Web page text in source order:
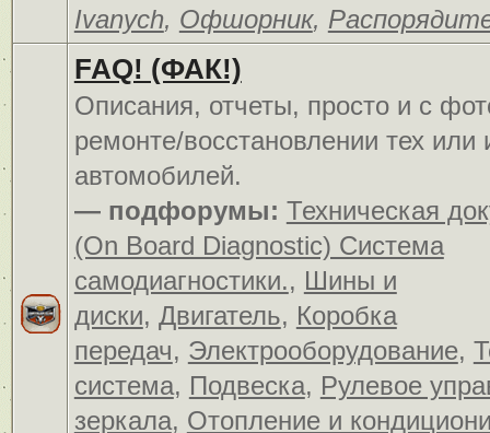
Ivanych, Офшорник,
FAQ! (ФАК!)
Описания, отчеты, просто и c
ремонте/восстановлении тех или
автомобилей.
— подфорумы: Техническая
(On Board Diagnostic) Система
самодиагностики., Шины и
диски, Двигатель, Коробка
передач, Электрооборудование,
система, Подвеска, Рулевое
зеркала, Отопление и